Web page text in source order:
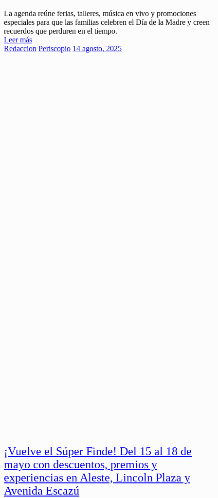
La agenda reúne ferias, talleres, música en vivo y promociones
especiales para que las familias celebren el Día de la Madre y creen
recuerdos que perduren en el tiempo.
Leer más
Redaccion Periscopio 14 agosto, 2025
¡Vuelve el Súper Finde! Del 15 al 18 de
mayo con descuentos, premios y
experiencias en Aleste, Lincoln Plaza y
Avenida Escazú